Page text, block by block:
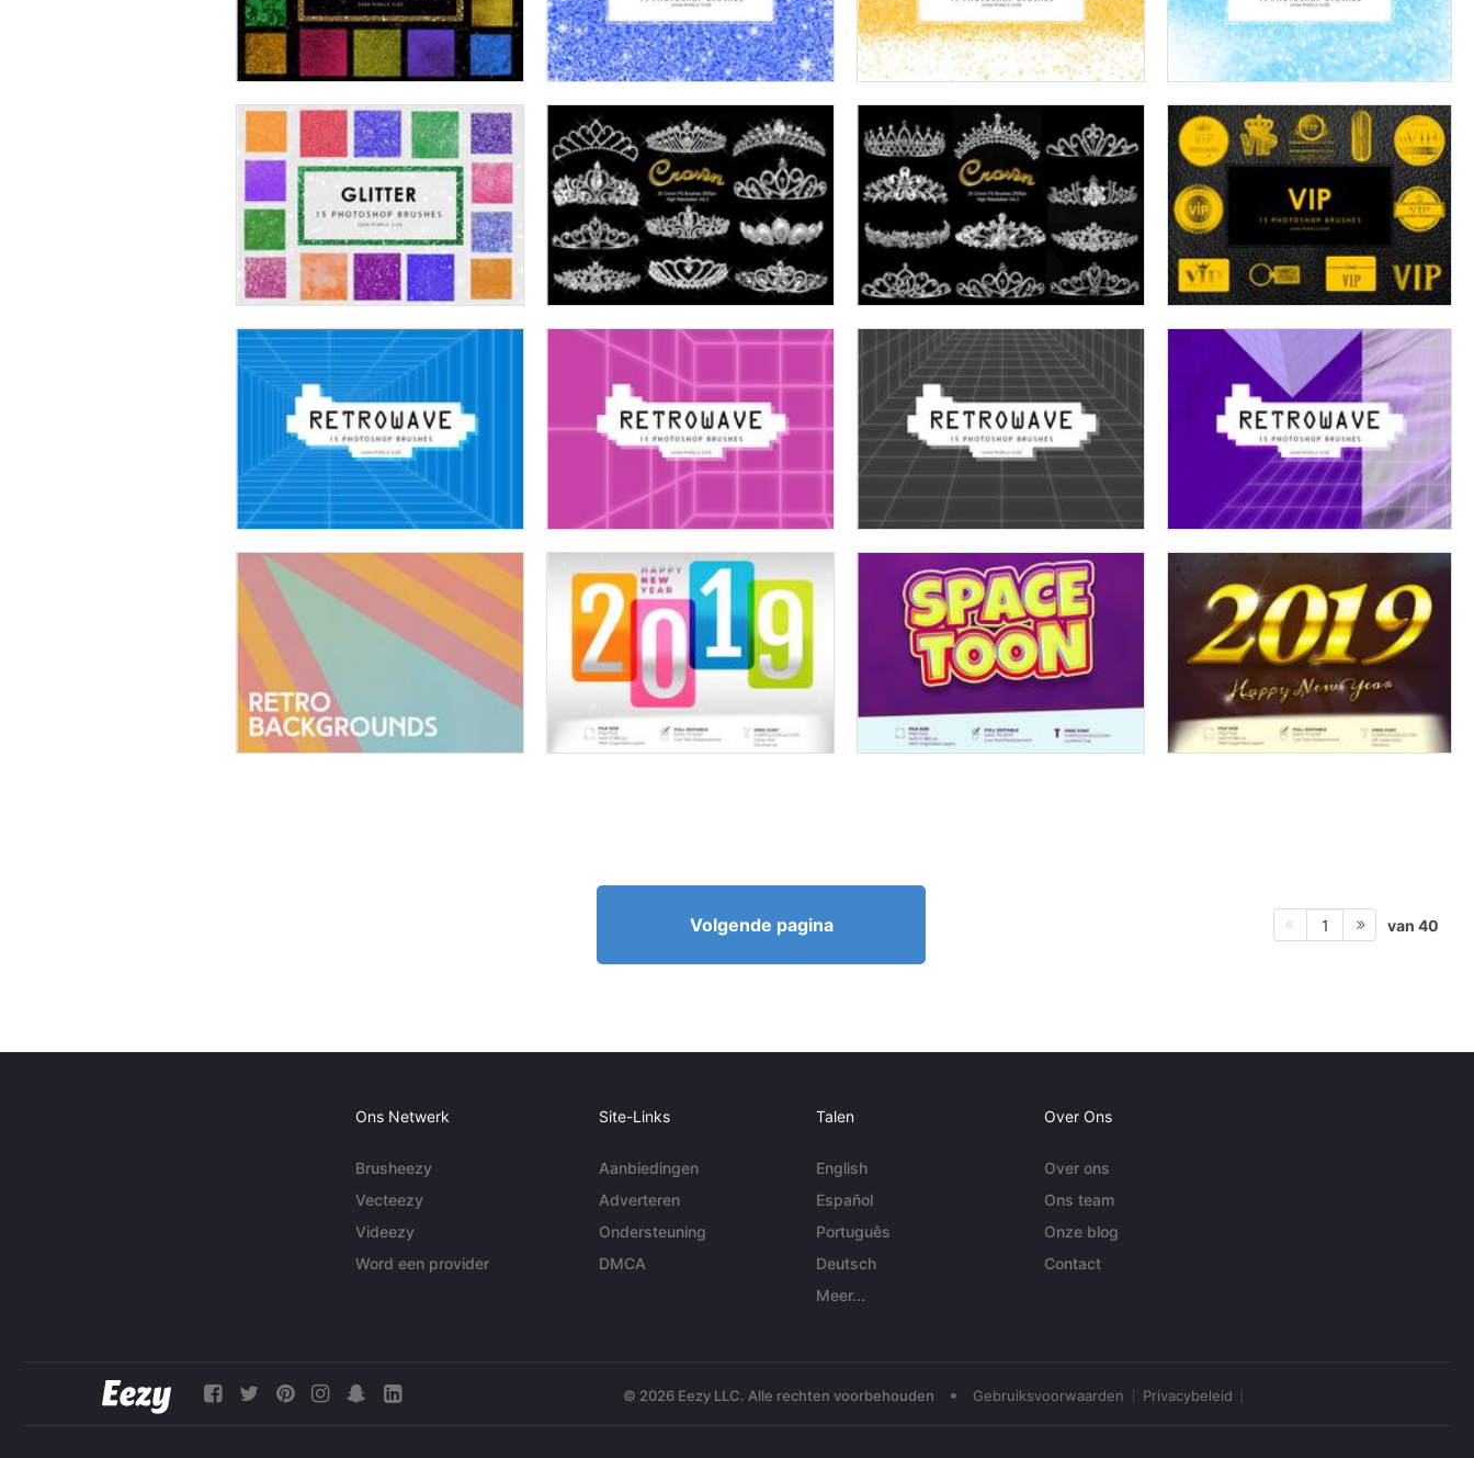
Volgende pagina 1 van 40
Ons Netwerk
Brusheezy
Vecteezy
Videezy
Word een provider
Site-Links
Aanbiedingen
Adverteren
Ondersteuning
DMCA
Talen
English
Español
Português
Deutsch
Meer...
Over Ons
Over ons
Ons team
Onze blog
Contact
© 2026 Eezy LLC. Alle rechten voorbehouden • Gebruiksvoorwaarden Privacybeleid